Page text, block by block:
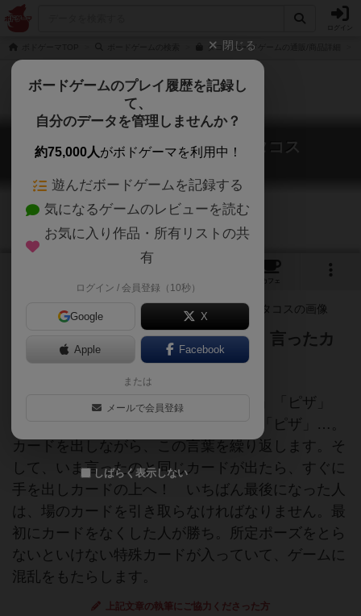
タコス カードゲームの通販/商品詳細
タコネコヤギチーズピザ / タコス
Taco! Cat! Goat! Cheese! Pizza!
カフェ
タコ・ネコ・ヤギ・チーズ・ピザ。言ったカ
ードが出たら、スピード勝負だ！
「タコ」「ネコ」「ヤギ」「チーズ」「ピザ」
「タコ」「ネコ」「ヤギ」「チーズ」「ピザ」…。
カードを出しながら、この言葉を繰り返します。そ
して、いま言ったのと同じカードが出たら、すぐに
手を出しカードの上へ！ いちばん最後になった人
は、場のカードを引き取らなければなりません。最
初にカードをなくした人が勝ち。所定ポーズをとら
ないといけない特殊カードが入っていて、ゲームに
混乱をもたらします。
上記文章の執筆にご協力くださった方
閉じる
ボードゲームのプレイ履歴を記録し
て、
自分のデータを管理しませんか？
約75,000人がボドゲーマを利用中！
遊んだボードゲームを記録する
気になるゲームのレビューを読む
お気に入り作品・所有リストの共
有
ログイン / 会員登録（10秒）
Google X
Apple Facebook
または
メールで会員登録
しばらく表示しない